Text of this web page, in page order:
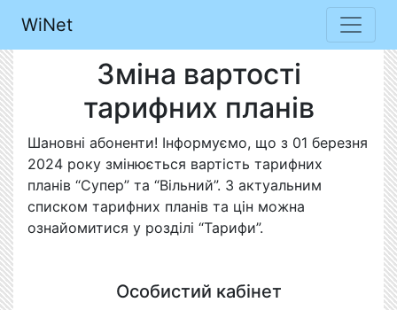
WiNet
Зміна вартості
тарифних планів
Шановні абоненти! Інформуємо, що з 01 березня
2024 року змінюється вартість тарифних
планів “Супер” та “Вільний”. З актуальним
списком тарифних планів та цін можна
ознайомитися у розділі “Тарифи”.
Особистий кабінет